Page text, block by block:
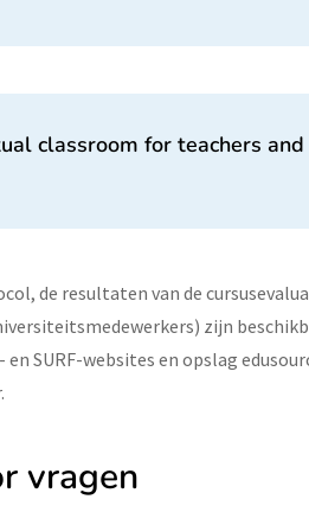
classroom for teachers and
de resultaten van de
zijn
SURF-websites en opslag
vragen